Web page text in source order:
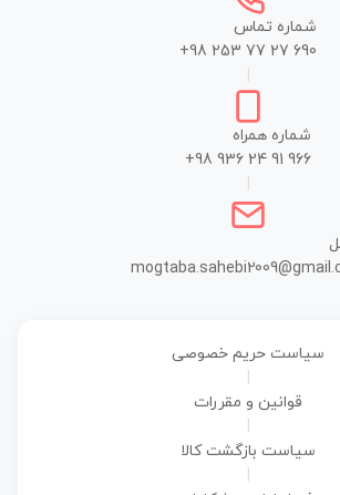
شماره تماس
+98 253 77 27 690
شماره همراه
+98 936 24 91 966
سیاست حریم خصوصی
قوانین و مقررات
سیاست بازگشت کالا